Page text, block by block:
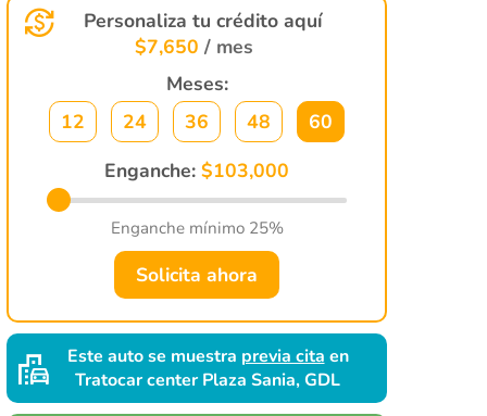
Personaliza tu crédito aquí
$7,650 / mes
Meses:
12
24 36 48
60
Enganche: $103,000
Enganche mínimo 25%
Solicita ahora
Este auto se muestra previa cita en
Tratocar center Plaza Sania, GDL